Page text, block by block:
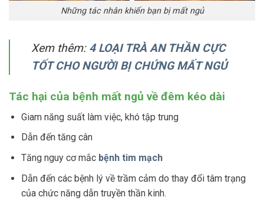
Những tác nhân khiến bạn bị mất ngủ
Xem thêm: 4 LOẠI TRÀ AN THẦN CỰC
TỐT CHO NGƯỜI BỊ CHỨNG MẤT NGỦ
Tác hại của bệnh mất ngủ về đêm kéo dài
Giam năng suất làm việc, khó tập trung
Dẫn đến tăng cân
Tăng nguy cơ mắc bệnh tim mạch
Dẫn đến các bệnh lý về trầm cảm do thay đổi tâm trạng
của chức năng dẫn truyền thần kinh.